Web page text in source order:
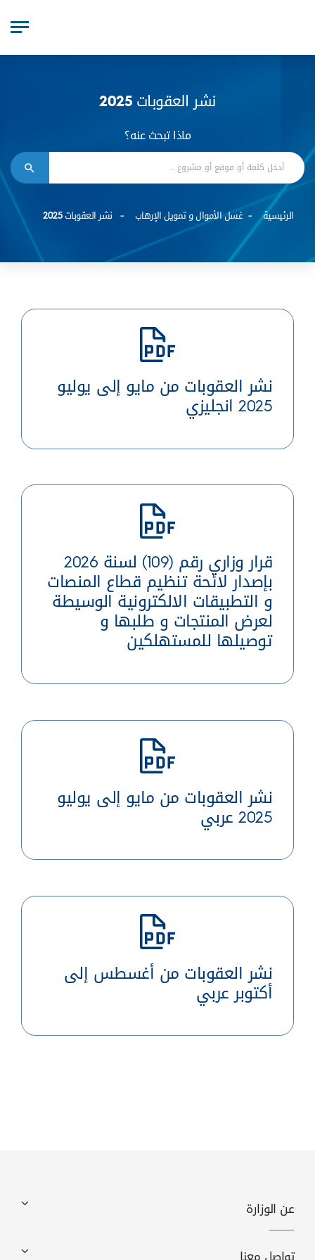
نشر العقوبات 2025
ماذا تبحث عنه؟
الرئيسية غسل الأموال و تمويل الإرهاب نشر العقوبات 2025
نشر العقوبات من مايو إلى يوليو
2025 انجليزي
قرار وزاري رقم (109) لسنة 2026
بإصدار لائحة تنظيم قطاع المنصات
و التطبيقات الالكترونية الوسيطة
لعرض المنتجات و طلبها و
توصيلها للمستهلكين
نشر العقوبات من مايو إلى يوليو
2025 عربي
نشر العقوبات من أغسطس إلى
أكتوبر عربي
عن الوزارة